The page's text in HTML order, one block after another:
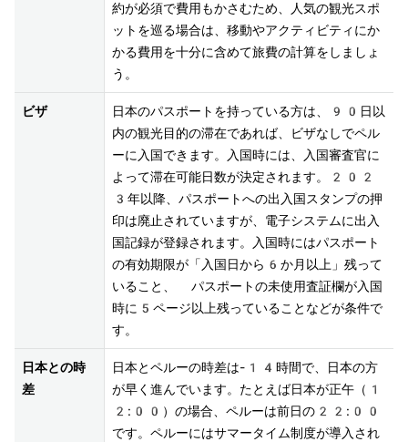
約が必須で費用もかさむため、人気の観光スポ
ットを巡る場合は、移動やアクティビティにか
かる費用を十分に含めて旅費の計算をしましょ
う。
ビザ
日本のパスポートを持っている方は、90日以
内の観光目的の滞在であれば、ビザなしでペル
ーに入国できます。入国時には、入国審査官に
よって滞在可能日数が決定されます。202
3年以降、パスポートへの出入国スタンプの押
印は廃止されていますが、電子システムに出入
国記録が登録されます。入国時にはパスポート
の有効期限が「入国日から6か月以上」残って
いること、 パスポートの未使用査証欄が入国
時に5ページ以上残っていることなどが条件で
す。
日本との時
差
日本とペルーの時差は-14時間で、日本の方
が早く進んでいます。たとえば日本が正午（1
2:00）の場合、ペルーは前日の22:00
です。ペルーにはサマータイム制度が導入され